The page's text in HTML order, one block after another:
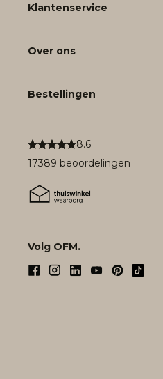
8.6
17389 beoordelingen
Volg OFM.
Klantenservice
Over ons
Bestellingen